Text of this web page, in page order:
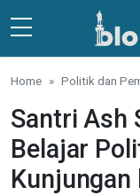
Skip to main content
Home Politik dan
Santri Ash
Belajar
Kunjungan